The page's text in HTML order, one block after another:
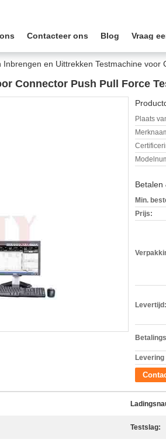
Contacteer ons Blog Vraag
Inbrengen en Uittrekken Testmachine voor
Connector Push Pull Force
Plaats
Betalen
Min.
Prijs:
Levertijd:
Testslag: